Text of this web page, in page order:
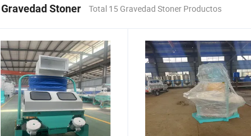
Gravedad Stoner Total 15 Gravedad Stoner Productos